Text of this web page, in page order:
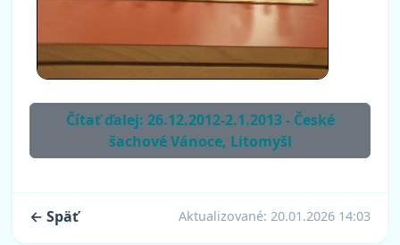
Čítať ďalej: 26.12.2012-2.1.2013 - České
šachové Vánoce, Litomyšl
← Späť Aktualizované: 20.01.2026 14:03